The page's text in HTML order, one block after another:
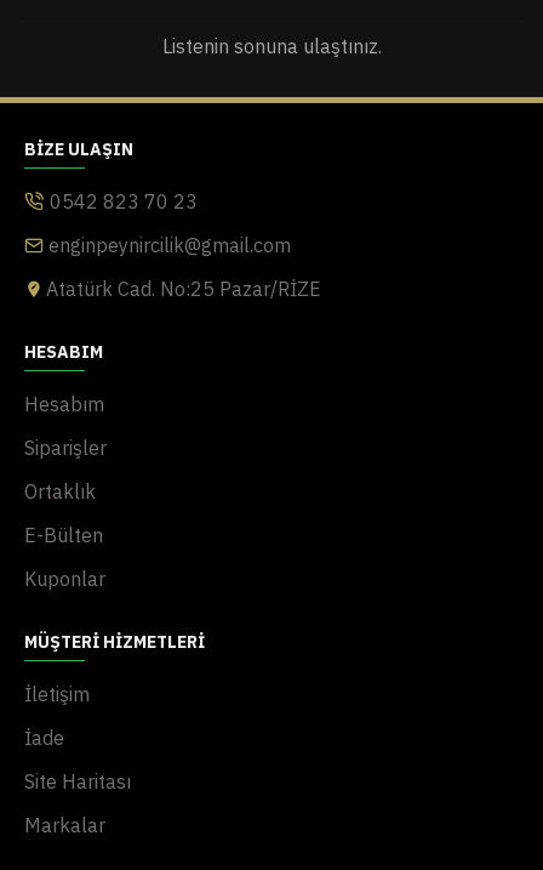
Listenin sonuna ulaştınız.
BIZE ULAŞIN
0542 823 70 23
enginpeynircilik@gmail.com
Atatürk Cad. No:25 Pazar/RİZE
HESABIM
Hesabım
Siparişler
Ortaklık
E-Bülten
Kuponlar
MÜŞTERI HIZMETLERI
İletişim
İade
Site Haritası
Markalar